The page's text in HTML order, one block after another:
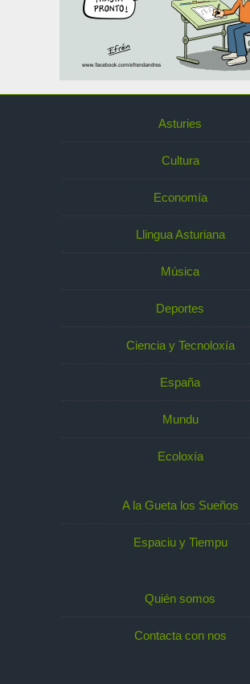
Asturies
Cultura
Economía
Llingua Asturiana
Música
Deportes
Ciencia y Tecnoloxía
España
Mundu
Ecoloxía
A la Gueta los Sueños
Espaciu y Tiempu
Quién somos
Contacta con nos